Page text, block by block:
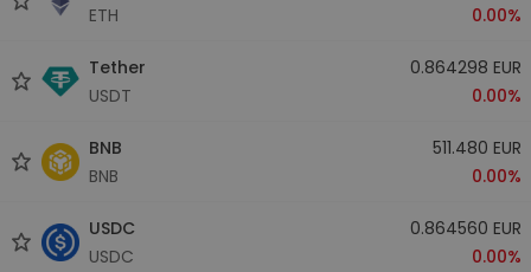
ETH
0.00%
Tether
USDT
0.864298 EUR
0.00%
BNB
BNB
511.480 EUR
0.00%
USDC
USDC
0.864560 EUR
0.00%